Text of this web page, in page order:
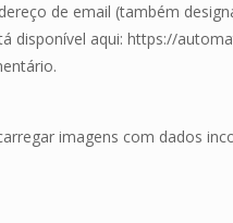
de email (também
disponível aqui: https://
imagens com dados